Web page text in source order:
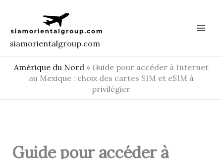
contenu
siamorientalgroup.com
Amérique du Nord» Guide pour accéder à Internet
au Mexique : choix des cartes SIM et eSIM à
privilégier
Guide pour accéder à